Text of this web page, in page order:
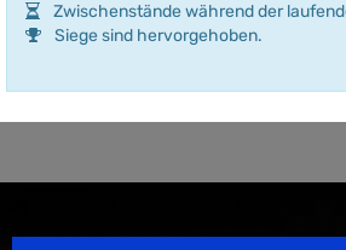
Zwischenstände während der
Siege sind hervorgehoben.